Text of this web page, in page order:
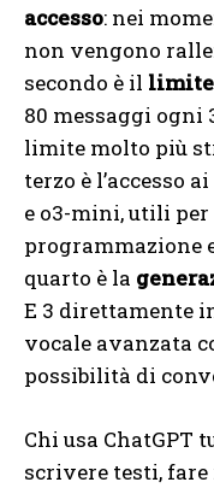
accesso: nei
non vengono
secondo è il limite
80 messaggi ogni
limite molto più
terzo è l’accesso ai
e o3-mini, utili
programmazione
quarto è la
E 3 direttamente
vocale avanzata
possibilità di
Chi usa
scrivere testi,